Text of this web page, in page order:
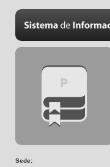
Sede: